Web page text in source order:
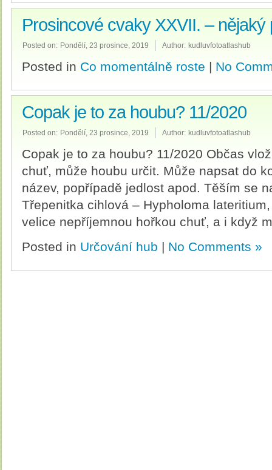
Prosincové cvaky XXVII. – nějaký
Posted on: Pondělí, 23 prosince, 2019 Author: kudluvfotoatlashub
Posted in Co momentálně roste | No
Copak je to za houbu? 11/2020
Posted on: Pondělí, 23 prosince, 2019 Author: kudluvfotoatlashub
Copak je to za houbu? 11/2020 Občas
chuť, může houbu určit. Může napsat do
název, popřípadě jedlost apod. Těším se
Třepenitka cihlová – Hypholoma
velice nepříjemnou hořkou chuť, a i když
Posted in Určování hub | No Comments »